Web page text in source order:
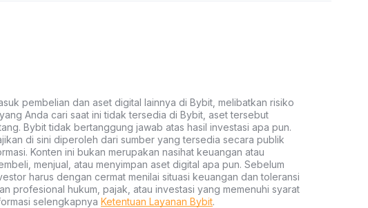
pembelian dan aset digital lainnya di Bybit, melibatkan risiko
Anda cari saat ini tidak tersedia di Bybit, aset tersebut
Bybit tidak bertanggung jawab atas hasil investasi apa pun.
di sini diperoleh dari sumber yang tersedia secara publik
Konten ini bukan merupakan nasihat keuangan atau
menjual, atau menyimpan aset digital apa pun. Sebelum
harus dengan cermat menilai situasi keuangan dan toleransi
profesional hukum, pajak, atau investasi yang memenuhi syarat
selengkapnya Ketentuan Layanan Bybit.